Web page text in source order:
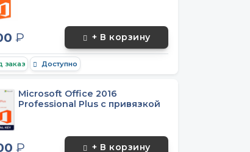
₽ + В корзину
заказ Доступно
Microsoft Office 2016
Professional Plus с привязкой
₽ + В корзину